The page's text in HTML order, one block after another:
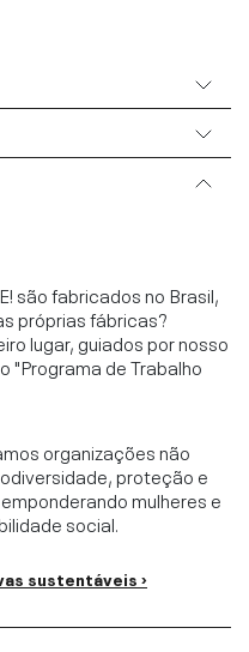
são fabricados no Brasil,
próprias fábricas?
lugar, guiados por nosso
"Programa de Trabalho
organizações não
proteção e
mulheres e
social.
sustentáveis ›